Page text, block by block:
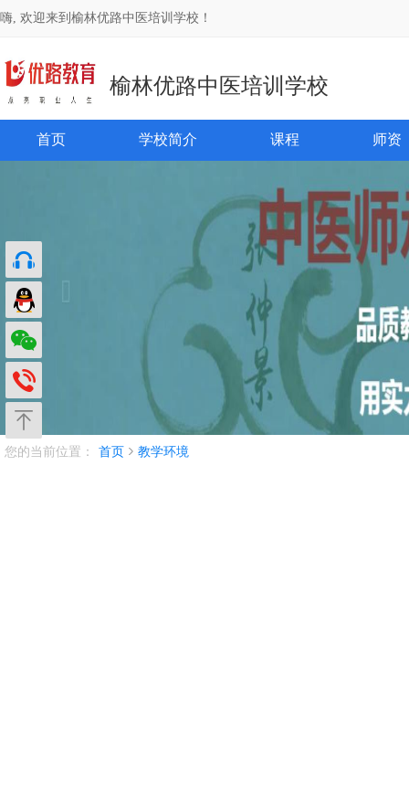
嗨, 欢迎来到榆林优路中医培训学校！
榆林优路中医培训学校
首页 学校简介 课程 师资
您的当前位置： 首页 教学环境